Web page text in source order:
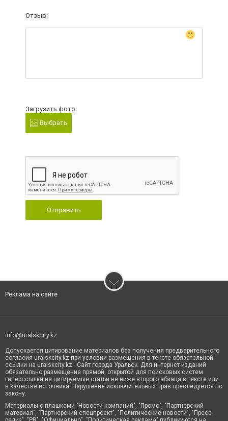
Отзыв:
Загрузить фото:
Выбрать
Отправить
Реклама на сайте
info@uralskcity.kz
Допускается цитирование материалов без получения предварительного
согласия uralskcity.kz при условии размещения в тексте обязательной
ссылки на uralskcity.kz - Сайт города Уральск. Для интернет-изданий
обязательно размещение прямой, открытой для поисковых систем
гиперссылки на цитируемые статьи не ниже второго абзаца в тексте или
в качестве источника. Нарушение исключительных прав преследуется по
закону.
Материалы с плашками "Новости компаний", "Промо", "Партнерский
материал", "Партнерский спецпроект", "Политические новости", "Пресс-